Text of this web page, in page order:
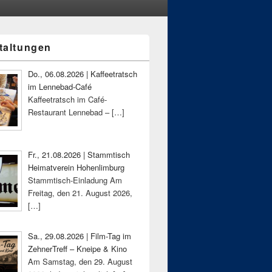
Do., 06.08.2026 | Kaffeetratsch
im Lennebad-Café
Kaffeetratsch im Café-
Restaurant Lennebad –[…]
Fr., 21.08.2026 | Stammtisch
Heimatverein Hohenlimburg
Stammtisch-Einladung Am
Freitag, den 21. August 2026,
[…]
Sa., 29.08.2026 | Film-Tag im
ZehnerTreff – Kneipe & Kino
Am Samstag, den 29. August